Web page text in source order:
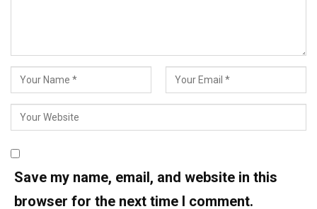
Save my name, email, and website in this
browser for the next time I comment.